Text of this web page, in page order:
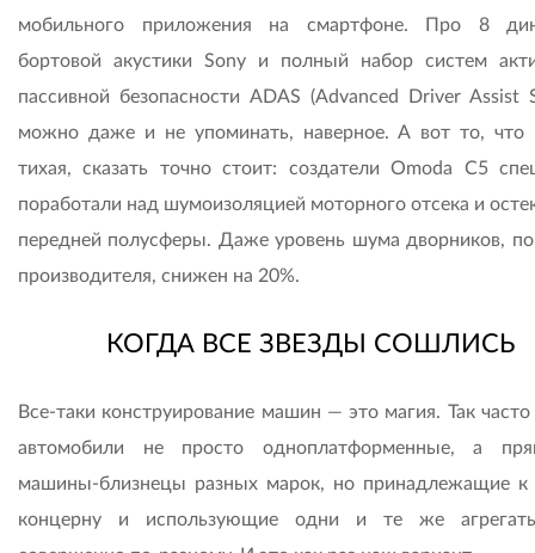
мобильного приложения на смартфоне. Про 8
бортовой акустики Sony и полный набор систем
пассивной безопасности ADAS (Advanced Driver Assist
можно даже и не упоминать, наверное. А вот то, что
тихая, сказать точно стоит: создатели Omoda C5
поработали над шумоизоляцией моторного отсека и
передней полусферы. Даже уровень шума дворников,
производителя, снижен на 20%.
КОГДА ВСЕ ЗВЕЗДЫ СОШЛИСЬ
Все-таки конструирование машин — это магия. Так часто
автомобили не просто одноплатформенные, а
машины-близнецы разных марок, но принадлежащие к
концерну и использующие одни и те же